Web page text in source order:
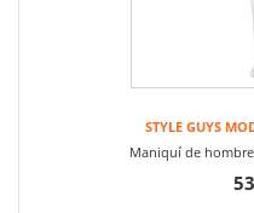
STYLE GUYS
Maniquí de hombre